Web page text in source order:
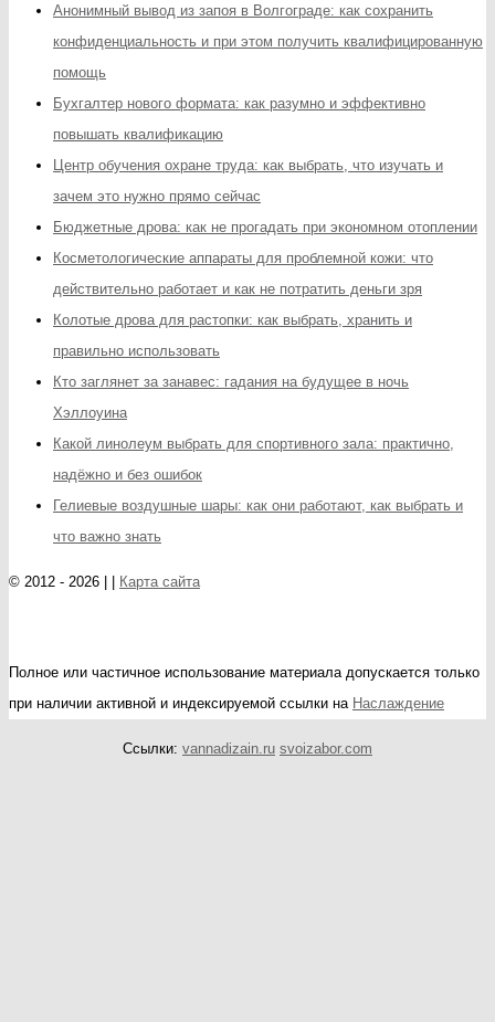
Анонимный вывод из запоя в Волгограде: как сохранить
конфиденциальность и при этом получить квалифицированную
помощь
Бухгалтер нового формата: как разумно и эффективно
повышать квалификацию
Центр обучения охране труда: как выбрать, что изучать и
зачем это нужно прямо сейчас
Бюджетные дрова: как не прогадать при экономном отоплении
Косметологические аппараты для проблемной кожи: что
действительно работает и как не потратить деньги зря
Колотые дрова для растопки: как выбрать, хранить и
правильно использовать
Кто заглянет за занавес: гадания на будущее в ночь
Хэллоуина
Какой линолеум выбрать для спортивного зала: практично,
надёжно и без ошибок
Гелиевые воздушные шары: как они работают, как выбрать и
что важно знать
© 2012 - 2026 | | Карта сайта
Полное или частичное использование материала допускается только
при наличии активной и индексируемой ссылки на Наслаждение
Ссылки: vannadizain.ru svoizabor.com